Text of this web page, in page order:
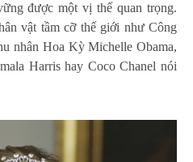
được một vị thế quan trọng.
vật tầm cỡ thế giới như Công
nhân Hoa Kỳ Michelle Obama,
Harris hay Coco Chanel nói